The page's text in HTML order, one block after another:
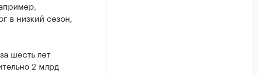
в низкий сезон,
шесть лет
2 млрд